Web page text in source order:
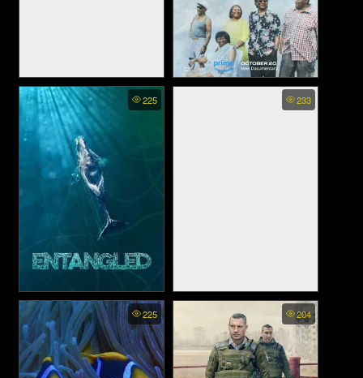
Attack of the Hollywood
Cliches! - มุกซ้ำขำซ้อนสไตล์
ฮอลลีวูด (2021)
Silver Dollar Road (2023)
225
Entangled The Race to Save
Right Whales from Extinction
(2020)
233
Olivia Rodrigo: Driving Home
2 U (2022)
225 204